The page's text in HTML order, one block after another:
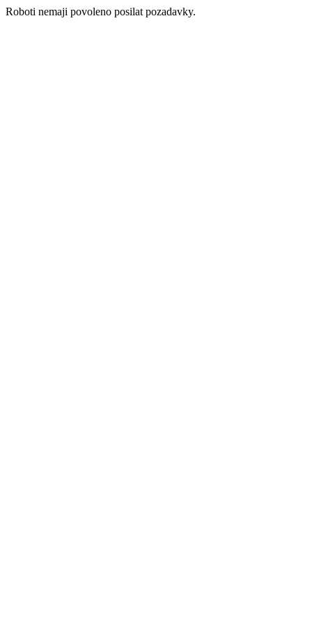
Roboti nemaji povoleno posilat pozadavky.